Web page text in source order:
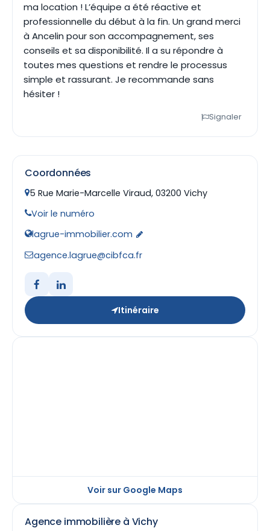
ma location ! L’équipe a été réactive et
professionnelle du début à la fin. Un grand merci
à Ancelin pour son accompagnement, ses
conseils et sa disponibilité. Il a su répondre à
toutes mes questions et rendre le processus
simple et rassurant. Je recommande sans
hésiter !
Signaler
Coordonnées
5 Rue Marie-Marcelle Viraud, 03200 Vichy
Voir le numéro
lagrue-immobilier.com
agence.lagrue@cibfca.fr
Itinéraire
Voir sur Google Maps
Agence immobilière à Vichy